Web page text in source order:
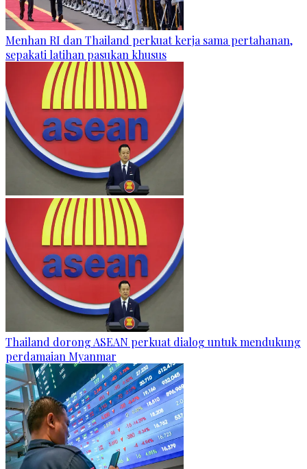
Menhan RI dan Thailand perkuat kerja sama pertahanan,
sepakati latihan pasukan khusus
Thailand dorong ASEAN perkuat dialog untuk mendukung
perdamaian Myanmar